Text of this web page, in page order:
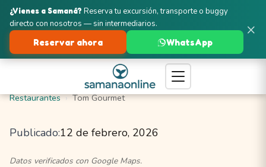
Turismo en Samaná
Santa Bárbara de Samaná
Restaurantes
Tom Gourmet
Publicado:12 de febrero, 2026
Datos verificados con Google Maps.
×
¿Vienes a Samaná? Reserva tu excursión, transporte o buggy
directo con nosotros — sin intermediarios.
Reservar ahora WhatsApp